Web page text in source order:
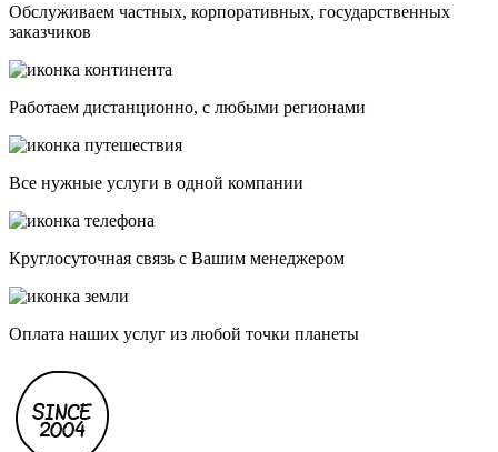
Обслуживаем частных, корпоративных, государственных
заказчиков
Работаем дистанционно, с любыми регионами
Все нужные услуги в одной компании
Круглосуточная связь с Вашим менеджером
Оплата наших услуг из любой точки планеты